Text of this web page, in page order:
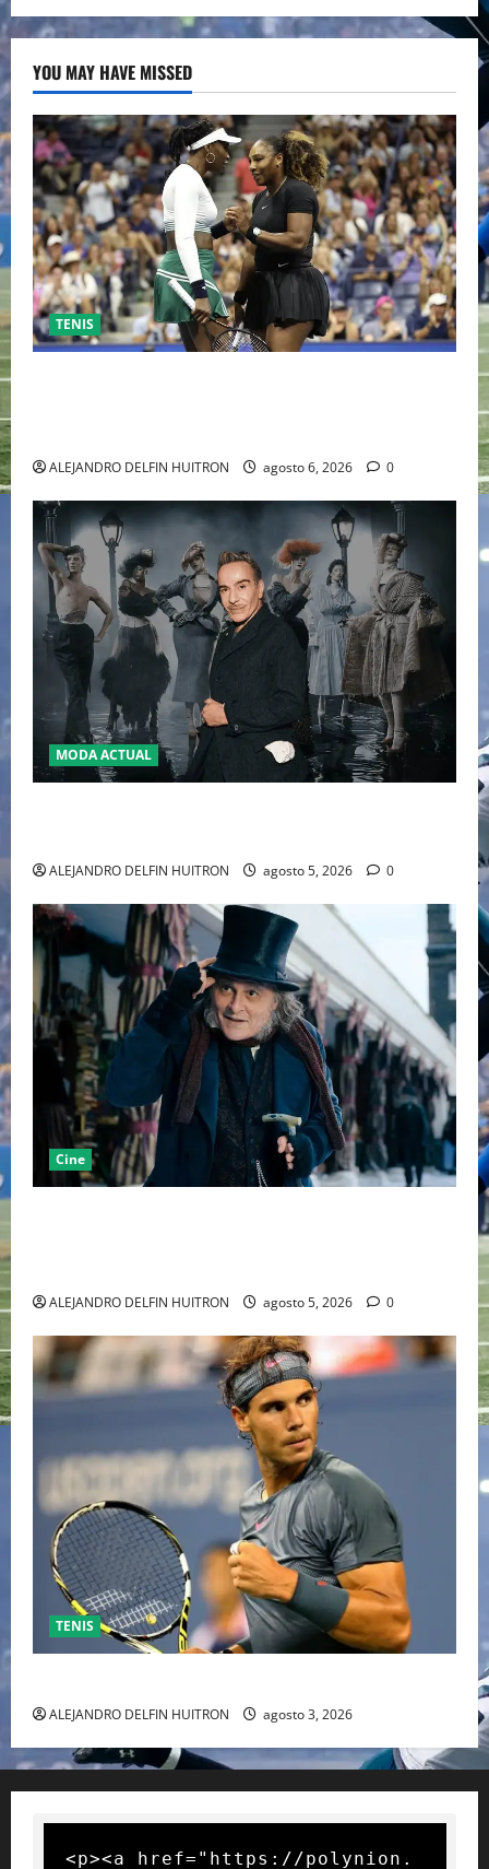
YOU MAY HAVE MISSED
TENIS
ALEJANDRO DELFIN HUITRON agosto 6, 2026 0
MODA ACTUAL
ALEJANDRO DELFIN HUITRON agosto 5, 2026 0
Cine
ALEJANDRO DELFIN HUITRON agosto 5, 2026 0
TENIS
ALEJANDRO DELFIN HUITRON agosto 3, 2026
<p><a href="https://polynion.